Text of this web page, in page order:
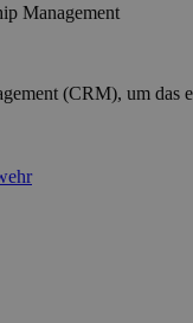
Management
(CRM), um